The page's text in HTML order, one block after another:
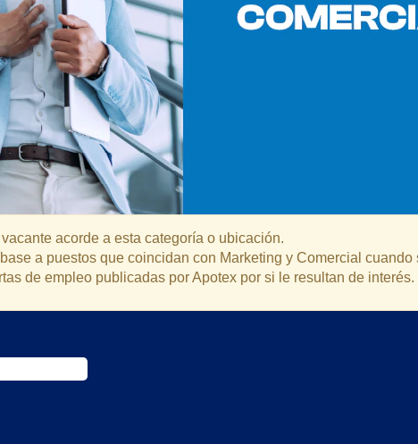
acorde a esta categoría o ubicación.
a puestos que coincidan con Marketing y Comercial cuando
de empleo publicadas por Apotex por si le resultan de interés.